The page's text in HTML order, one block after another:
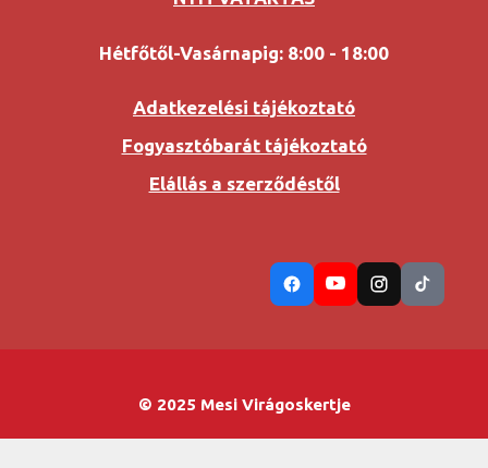
Hétfőtől-Vasárnapig: 8:00 - 18:00
Adatkezelési tájékoztató
Fogyasztóbarát tájékoztató
Elállás a szerződéstől
© 2025 Mesi Virágoskertje